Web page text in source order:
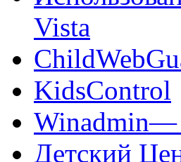
Vista
KidsControl
Winadmin—
Детский